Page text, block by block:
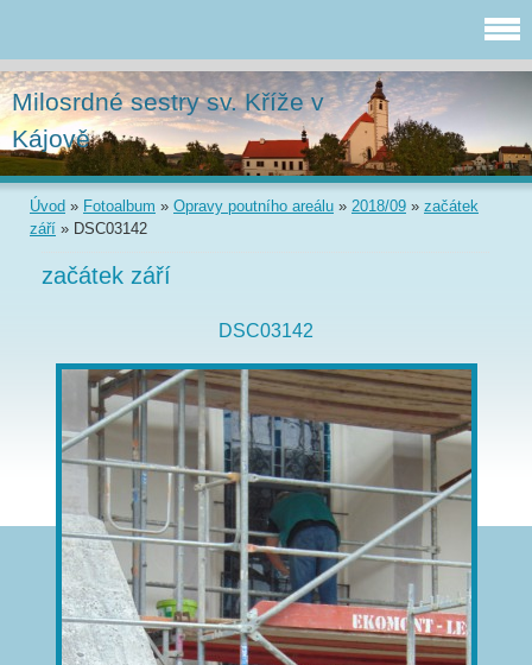
Milosrdné sestry sv. Kříže v
Kájově
Úvod » Fotoalbum » Opravy poutního areálu » 2018/09 » začátek
září » DSC03142
začátek září
DSC03142